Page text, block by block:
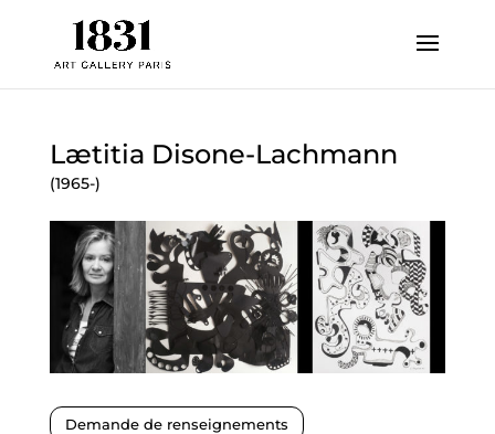
Lætitia Disone-Lachmann
(1965-)
Demande de renseignements